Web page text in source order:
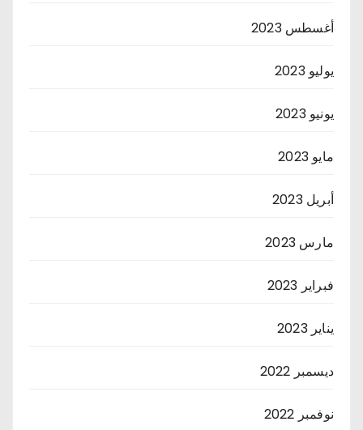
أغسطس 2023
يوليو 2023
يونيو 2023
مايو 2023
أبريل 2023
مارس 2023
فبراير 2023
يناير 2023
ديسمبر 2022
نوفمبر 2022